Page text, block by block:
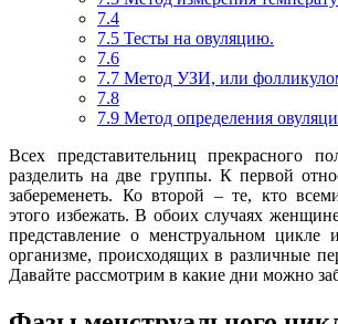
7.4
7.5 Тесты на овуляцию.
7.6
7.7 Метод УЗИ, или
7.8
7.9 Метод определения
Всех представительниц прекрасного
разделить на две группы. К первой
забеременеть. Ко второй – те, кто
этого избежать. В обоих случаях
представление о менструальном цикле
организме, происходящих в различные
Давайте рассмотрим в какие дни можно